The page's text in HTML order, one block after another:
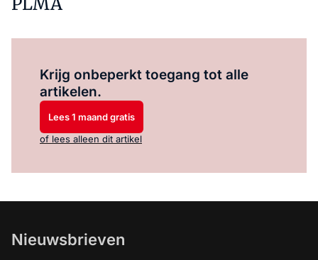
Krijg onbeperkt toegang tot alle
artikelen.
Lees 1 maand gratis
of lees alleen dit artikel
Nieuwsbrieven